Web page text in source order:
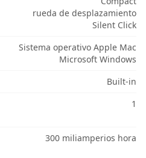
rueda de desplazamiento
Silent Click
Sistema operativo Apple Mac
Microsoft Windows
Built-in
1
300 miliamperios hora